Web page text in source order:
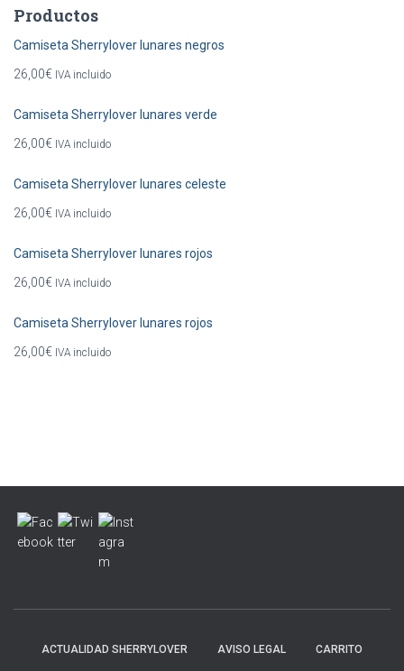
Productos
Camiseta Sherrylover lunares negros
26,00€ IVA incluido
Camiseta Sherrylover lunares verde
26,00€ IVA incluido
Camiseta Sherrylover lunares celeste
26,00€ IVA incluido
Camiseta Sherrylover lunares rojos
26,00€ IVA incluido
Camiseta Sherrylover lunares rojos
26,00€ IVA incluido
ACTUALIDAD SHERRYLOVER AVISO LEGAL CARRITO